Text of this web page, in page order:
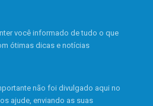
você informado de tudo o que
ótimas dicas e notícias
não foi divulgado aqui no
ajude, enviando as suas